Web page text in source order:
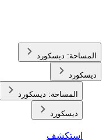
المساحة: ديسكورد
ديسكورد
المساحة: ديسكورد
ديسكورد
استكشف